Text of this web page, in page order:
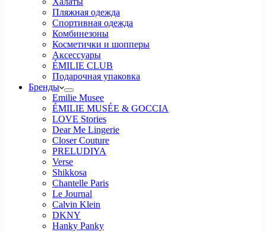
Пляжная одежда
Спортивная одежда
Комбинезоны
Косметички и шопперы
Аксессуары
ÉMILIE CLUB
Подарочная упаковка
Бренды
Emilie Musee
ÉMILIE MUSÉE & GOCCIA
LOVE Stories
Dear Me Lingerie
Closer Couture
PRELUDIYA
Verse
Shikkosa
Chantelle Paris
Le Journal
Calvin Klein
DKNY
Hanky Panky